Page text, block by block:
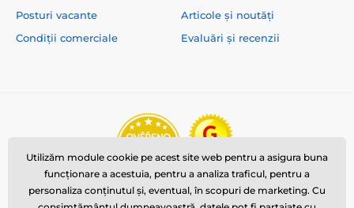
Posturi vacante
Condiții comerciale
Articole și noutăți
Evaluări și recenzii
Utilizăm module cookie pe acest site web pentru a asigura buna
funcționare a acestuia, pentru a analiza traficul, pentru a
personaliza conținutul și, eventual, în scopuri de marketing. Cu